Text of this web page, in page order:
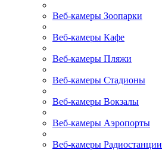
Веб-камеры Зоопарки
Веб-камеры Кафе
Веб-камеры Пляжи
Веб-камеры Стадионы
Веб-камеры Вокзалы
Веб-камеры Аэропорты
Веб-камеры Радиостанции